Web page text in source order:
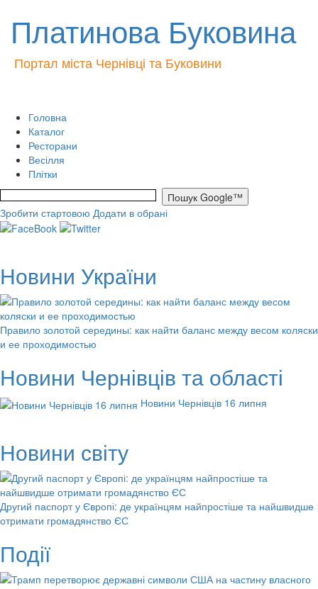
Платинова Буковина
Портал міста Чернівці та Буковини
Головна
Каталог
Ресторани
Весілля
Плітки
Зробити стартовою Додати в обрані
Новини України
Правило золотой середины: как найти баланс между весом коляски
и ее проходимостью
Новини Чернівців та області
Новини Чернівців 16 липня
Новини світу
Другий паспорт у Європі: де українцям найпростіше та найшвидше
отримати громадянство ЄС
Події